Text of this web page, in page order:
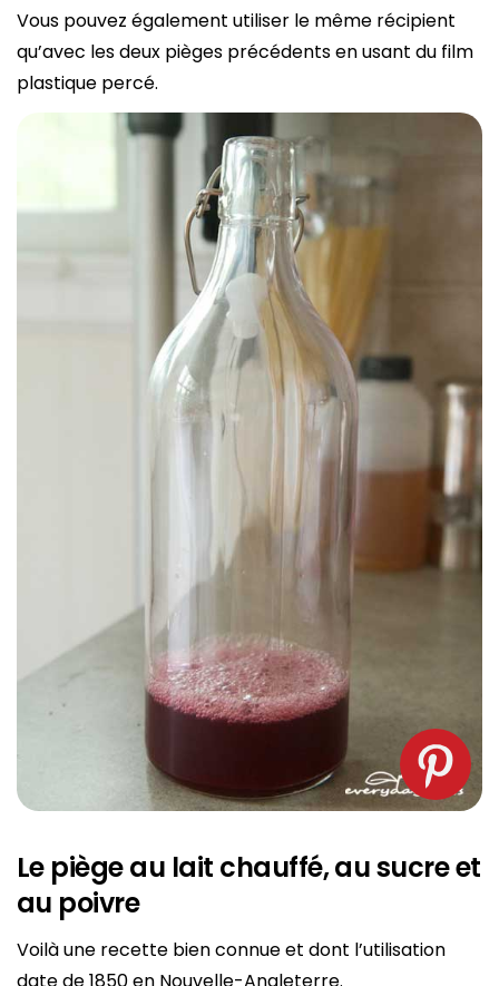
Vous pouvez également utiliser le même récipient
qu’avec les deux pièges précédents en usant du film
plastique percé.
Le piège au lait chauffé, au sucre et
au poivre
Voilà une recette bien connue et dont l’utilisation
date de 1850 en Nouvelle-Angleterre.